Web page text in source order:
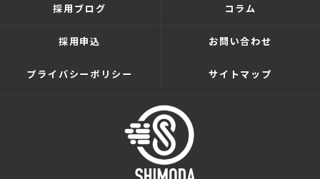
採用ブログ コラム
採用申込 お問い合わせ
プライバシーポリシー サイトマップ